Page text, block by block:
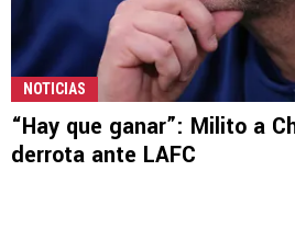
NOTICIAS
“Hay que ganar”: Milito a
derrota ante LAFC